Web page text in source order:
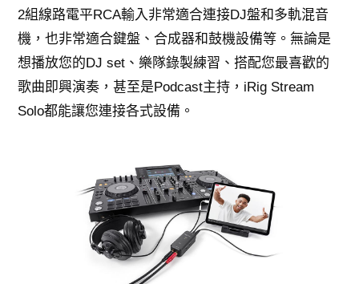
2組線路電平RCA輸入非常適合連接DJ盤和多軌混音
機，也非常適合鍵盤、合成器和鼓機設備等。無論是
想播放您的DJ set、樂隊錄製練習、搭配您最喜歡的
歌曲即興演奏，甚至是Podcast主持，iRig Stream
Solo都能讓您連接各式設備。